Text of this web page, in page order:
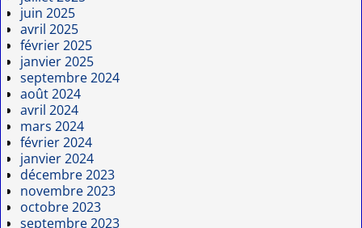
juin 2025
avril 2025
février 2025
janvier 2025
septembre 2024
août 2024
avril 2024
mars 2024
février 2024
janvier 2024
décembre 2023
novembre 2023
octobre 2023
septembre 2023